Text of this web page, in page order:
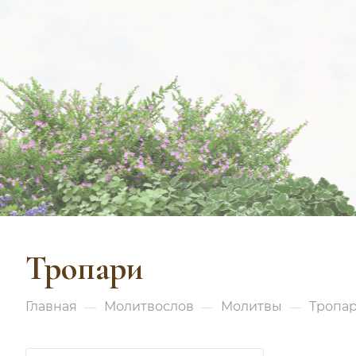
Тропари
Главная — Молитвослов — Молитвы —